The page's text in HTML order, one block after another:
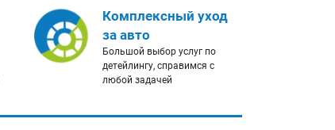
Комплексный уход
за авто
Большой выбор услуг по
детейлингу, справимся с
любой задачей